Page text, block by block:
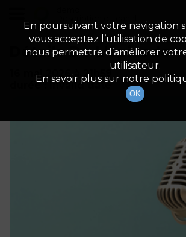
Détails De L'épisode
16 mai 2026
à 21h59
durée : Invalid date
En poursuivant votre navigation
vous acceptez l’utilisation de
nous permettre d’améliorer
utilisateur.
En savoir plus sur notre
OK